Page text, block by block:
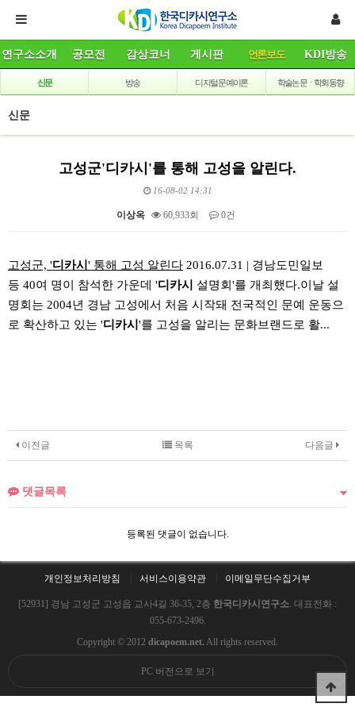
연구소소개 공모전 감상코너 게시판 언론보도 KDI방송
신문 방송 디지털 문예이론 학술논문ㆍ학회동향
신문
고성군'디카시'를 통해 고성을 알린다.
16-08-02 14:31
이상옥 60,933회 0건
고성군, '디카시 ' 통해 고성 알린다 2016.07.31 | 경남도민일보
등 40여 명이 참석한 가운데 '디카시
설명회'를 개최했다.이날 설
명회는 2004년 경남 고성에서 처음 시작돼 전국적인 문예 운동으
로 확산하고 있는 '디카시 '를 고성을 알리는 문화브랜드로 활...
이전글 다음글
목록
댓글목록
등록된 댓글이 없습니다.
개인정보처리방침 서비스이용약관 이메일무단수집거부
[52931] 경남 고성군 고성읍 교사4길 36-35, 2층 한국디카시연구소. 대표전화 :
055-673-2496.
Copyright © 2012 dicapoem.net. All rights reserved.
PC 버전으로 보기